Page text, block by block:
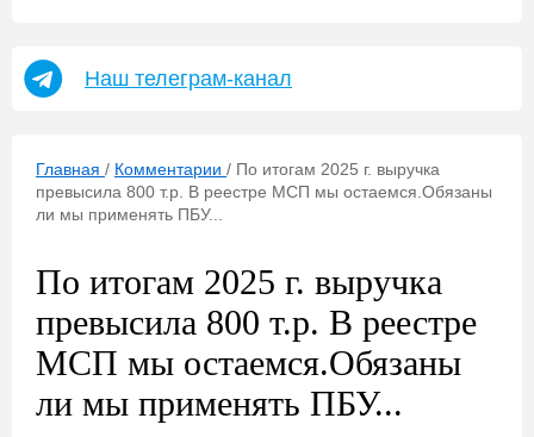
Наш телеграм-канал
Главная / Комментарии / По итогам 2025 г. выручка
превысила 800 т.р. В реестре МСП мы остаемся.Обязаны
ли мы применять ПБУ...
По итогам 2025 г. выручка
превысила 800 т.р. В реестре
МСП мы остаемся.Обязаны
ли мы применять ПБУ...